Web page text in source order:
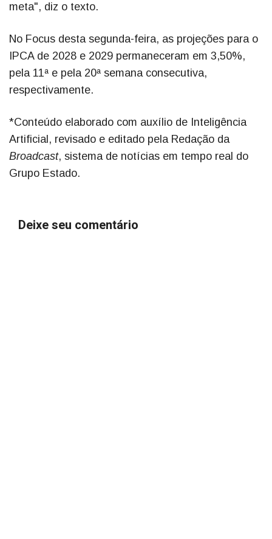
meta", diz o texto.
No Focus desta segunda-feira, as projeções para o
IPCA de 2028 e 2029 permaneceram em 3,50%,
pela 11ª e pela 20ª semana consecutiva,
respectivamente.
*Conteúdo elaborado com auxílio de Inteligência
Artificial, revisado e editado pela Redação da
Broadcast, sistema de notícias em tempo real do
Grupo Estado.
Deixe seu comentário